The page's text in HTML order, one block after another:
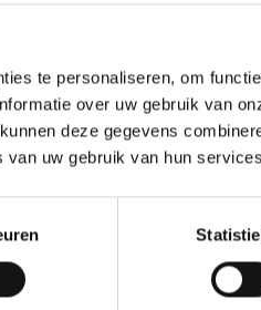
te personaliseren, om
over uw gebruik van
deze gegevens
uw gebruik van hun
Wetenschap en onderzoek 27
De Caroline
onderzoekers de
Met dit initiatief wil
diverser en